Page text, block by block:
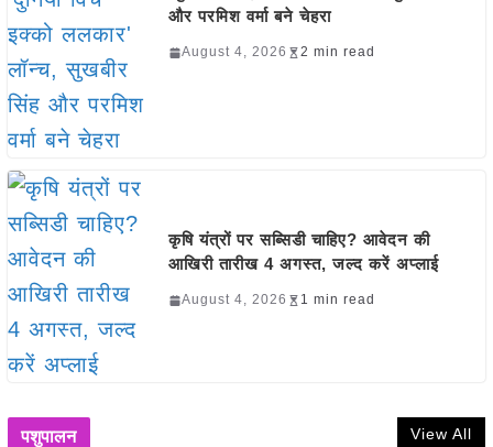
और परमिश वर्मा बने चेहरा
August 4, 2026 2 min read
कृषि यंत्रों पर सब्सिडी चाहिए? आवेदन की
आखिरी तारीख 4 अगस्त, जल्द करें अप्लाई
August 4, 2026 1 min read
पशुपालन View All